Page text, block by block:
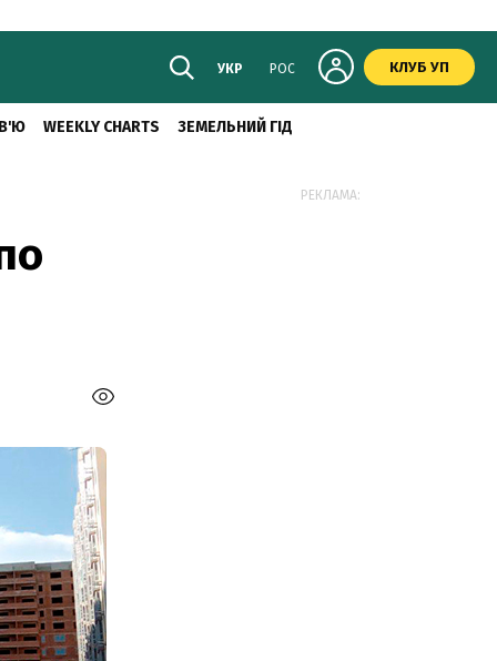
УКР РОС КЛУБ УП
WEEKLY CHARTS ЗЕМЕЛЬНИЙ ГІД
РЕКЛАМА: